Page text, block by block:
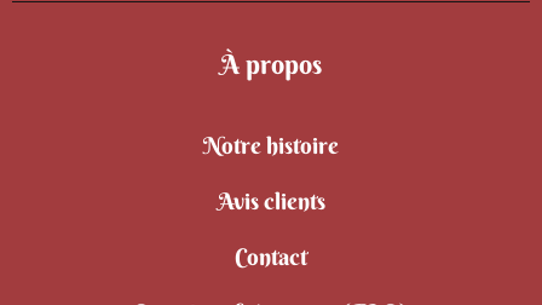
À propos
Notre histoire
Avis clients
Contact